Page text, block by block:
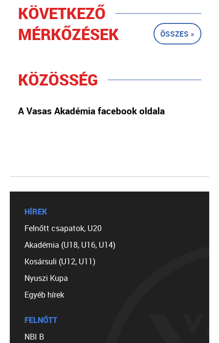
KÖVETKEZŐ
MÉRKŐZÉSEK
ÖSSZES »
KÖZÖSSÉG
A Vasas Akadémia facebook oldala
HÍREK
Felnőtt csapatok, U20
Akadémia (U18, U16, U14)
Kosársuli (U12, U11)
Nyuszi Kupa
Egyéb hírek
FELNŐTT
NBI B